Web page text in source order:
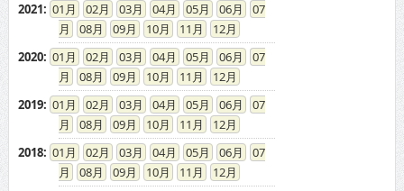
2021: 01 02 03 04 05 06
07
08
09 10 11
12
2020: 01 02 03 04 05 06
07
08
09 10 11
12
2019: 01 02 03 04 05 06
07
08
09 10 11
12
2018: 01 02 03 04 05 06
07
08
09 10 11
12